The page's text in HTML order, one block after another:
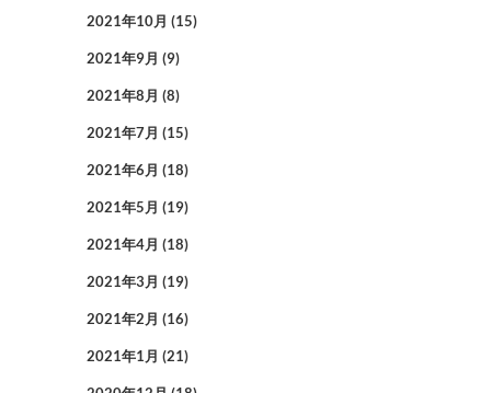
2021年10月 (15)
2021年9月 (9)
2021年8月 (8)
2021年7月 (15)
2021年6月 (18)
2021年5月 (19)
2021年4月 (18)
2021年3月 (19)
2021年2月 (16)
2021年1月 (21)